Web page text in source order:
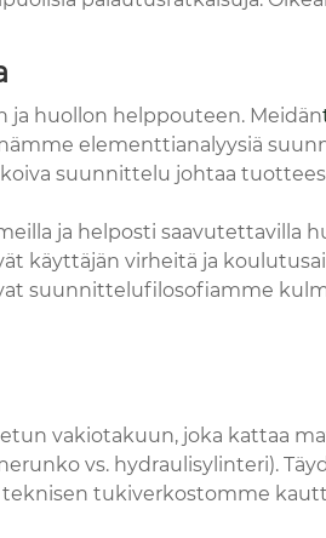
ja huollon helppouteen. Meidän
elementtianalyysiä
suunnittelu johtaa
ja helposti saavutettavilla
käyttäjän virheitä ja
suunnittelufilosofiamme
vakiotakuun, joka kattaa
vs. hydraulisylinteri).
tukiverkostomme